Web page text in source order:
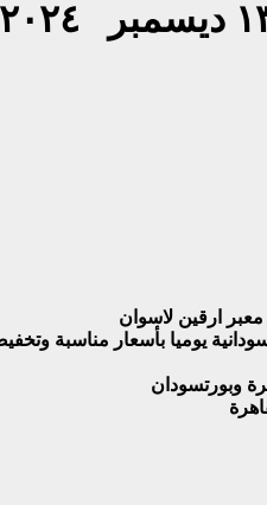
ارقين لاسوان
يوميا بأسعار مناسبة
وبورتسودان